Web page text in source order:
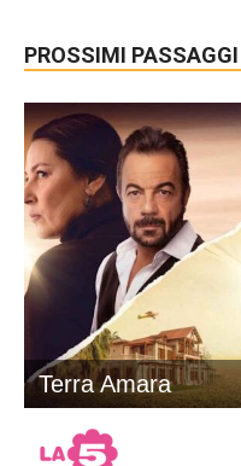
PROSSIMI PASSAGGI
Terra Amara